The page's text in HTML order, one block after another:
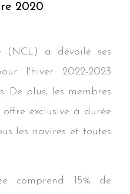
2020
(NCL) a dévoilé ses
l'hiver 2022-2023
De plus, les membres
exclusive à durée
les navires et toutes
comprend 15% de